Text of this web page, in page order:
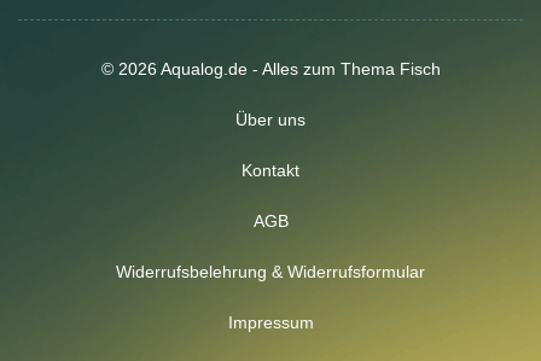
© 2026 Aqualog.de - Alles zum Thema Fisch
Über uns
Kontakt
AGB
Widerrufsbelehrung & Widerrufsformular
Impressum